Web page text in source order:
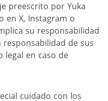
preescrito por Yuka
en X, Instagram o
su responsabilidad
de sus
legal en caso de
cuidado con los